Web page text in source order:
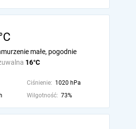
16°C
małe, pogodnie
Ciśnienie: 1020 hPa
Wilgotność: 73%